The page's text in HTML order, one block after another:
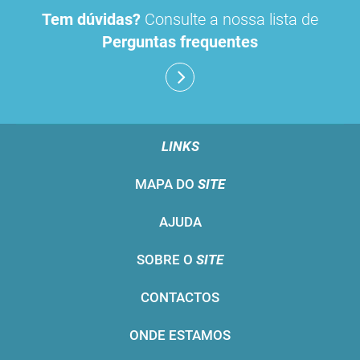
Tem dúvidas? Consulte a nossa lista de
Perguntas frequentes
LINKS
MAPA DO SITE
AJUDA
SOBRE O SITE
CONTACTOS
ONDE ESTAMOS